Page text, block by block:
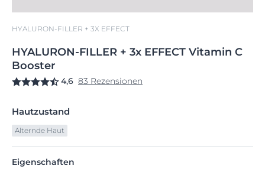
HYALURON-FILLER + 3X EFFECT
HYALURON-FILLER + 3x EFFECT Vitamin C
Booster
4,6 83 Rezensionen
Hautzustand
Alternde Haut
Eigenschaften